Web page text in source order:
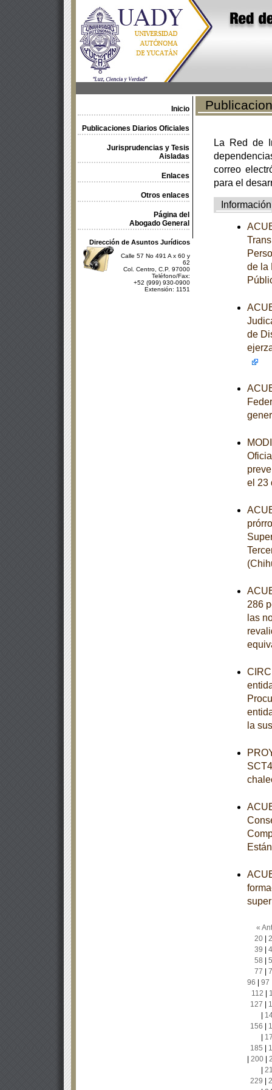
Inicio
Publicaciones Diarios Oficiales
Jurisprudencias y Tesis
Aisladas
Enlaces
Otros enlaces
Página del
Abogado General
Dirección de Asuntos Jurídicos
Calle 57 No 491 A x 60 y
62
Col. Centro, C.P. 97000
Teléfono/Fax:
+52 (999) 930-0900
Extensión: 1151
La Red de
correo
para el
Información
de la
de
el 23
286
las
la
«
20|
39
58
77
96
97
112
127
156
185
200|
229